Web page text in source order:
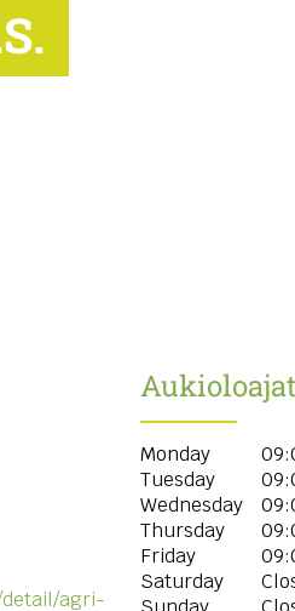
agri-
Aukioloajat
Monday
Tuesday
Wednesday
Thursday
Friday
Saturday